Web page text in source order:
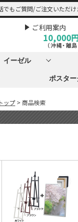
でもご質問/ご注文いただけ
ご利用案内
10,000
（沖縄・離
イーゼル
ポスタ
ップ > 商品検索